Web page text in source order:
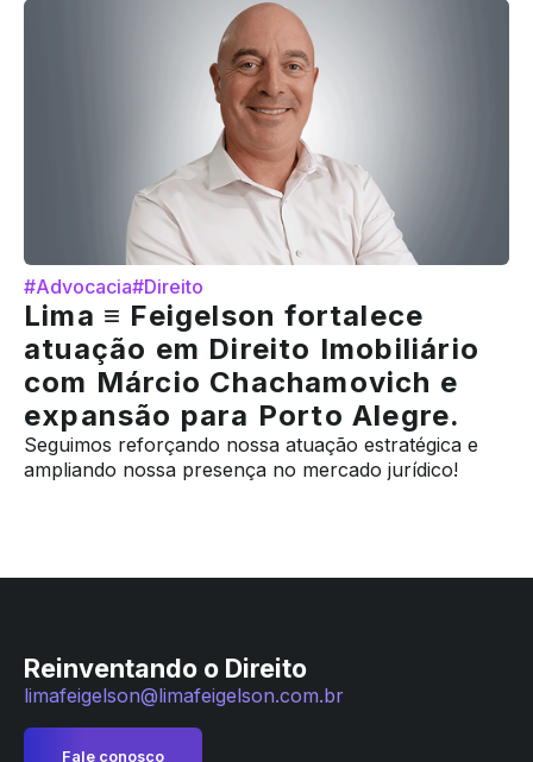
#Advocacia#Direito
Lima ≡ Feigelson fortalece
atuação em Direito Imobiliário
com Márcio Chachamovich e
expansão para Porto Alegre.
Seguimos reforçando nossa atuação estratégica e
ampliando nossa presença no mercado jurídico!
Reinventando o Direito
limafeigelson@limafeigelson.com.br
Fale conosco